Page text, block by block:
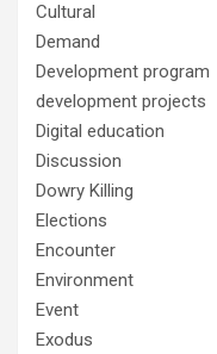
Cultural
Demand
Development program
development projects
Digital education
Discussion
Dowry Killing
Elections
Encounter
Environment
Event
Exodus